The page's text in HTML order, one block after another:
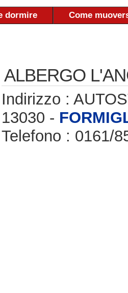
dormire Come
ALBERGO
Indirizzo :
13030 -
Telefono : 0161/